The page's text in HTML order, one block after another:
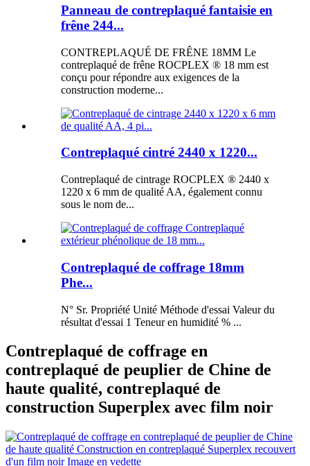
Panneau de contreplaqué fantaisie en
frêne 244...
CONTREPLAQUÉ DE FRÊNE 18MM Le
contreplaqué de frêne ROCPLEX ® 18 mm est
conçu pour répondre aux exigences de la
construction moderne...
Contreplaqué cintré 2440 x 1220...
Contreplaqué de cintrage ROCPLEX ® 2440 x
1220 x 6 mm de qualité AA, également connu
sous le nom de...
Contreplaqué de coffrage 18mm
Phe...
N° Sr. Propriété Unité Méthode d'essai Valeur du
résultat d'essai 1 Teneur en humidité % ...
Contreplaqué de coffrage en
contreplaqué de peuplier de Chine de
haute qualité, contreplaqué de
construction Superplex avec film noir